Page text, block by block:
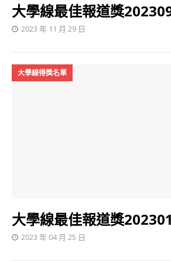
大學線最佳報道獎
2023 年 11 月 29 日
大學線得獎名單
大學線最佳報道獎
2023 年 04 月 25 日